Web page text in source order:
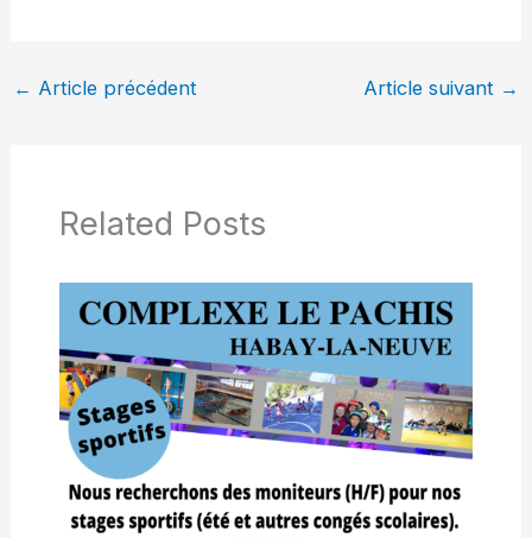
← Article précédent Article suivant →
Related Posts